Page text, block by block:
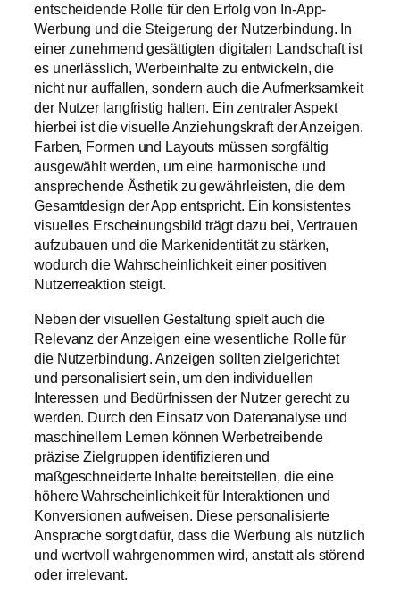
entscheidende Rolle für den Erfolg von In-App-
Werbung und die Steigerung der Nutzerbindung. In
einer zunehmend gesättigten digitalen Landschaft ist
es unerlässlich, Werbeinhalte zu entwickeln, die
nicht nur auffallen, sondern auch die Aufmerksamkeit
der Nutzer langfristig halten. Ein zentraler Aspekt
hierbei ist die visuelle Anziehungskraft der Anzeigen.
Farben, Formen und Layouts müssen sorgfältig
ausgewählt werden, um eine harmonische und
ansprechende Ästhetik zu gewährleisten, die dem
Gesamtdesign der App entspricht. Ein konsistentes
visuelles Erscheinungsbild trägt dazu bei, Vertrauen
aufzubauen und die Markenidentität zu stärken,
wodurch die Wahrscheinlichkeit einer positiven
Nutzerreaktion steigt.
Neben der visuellen Gestaltung spielt auch die
Relevanz der Anzeigen eine wesentliche Rolle für
die Nutzerbindung. Anzeigen sollten zielgerichtet
und personalisiert sein, um den individuellen
Interessen und Bedürfnissen der Nutzer gerecht zu
werden. Durch den Einsatz von Datenanalyse und
maschinellem Lernen können Werbetreibende
präzise Zielgruppen identifizieren und
maßgeschneiderte Inhalte bereitstellen, die eine
höhere Wahrscheinlichkeit für Interaktionen und
Konversionen aufweisen. Diese personalisierte
Ansprache sorgt dafür, dass die Werbung als nützlich
und wertvoll wahrgenommen wird, anstatt als störend
oder irrelevant.